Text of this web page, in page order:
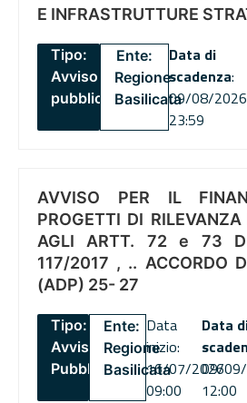
E INFRASTRUTTURE
Tipo:
Avviso
pubblico
Ente:
Regione
Basilicata
Data di
scadenza:
09/08/2026
23:59
AVVISO PER IL
PROGETTI DI
AGLI ARTT. 72 e 73
117/2017 , .. ACCORDO
(ADP) 25- 27
Tipo:
Avviso
Pubblico
Ente:
Regione
Basilicata
Data
inizio:
16/07/2026
09:00
Data
09/
12:00